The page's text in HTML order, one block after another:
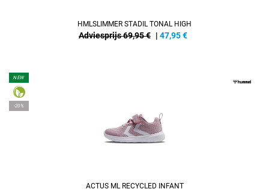
HMLSLIMMER STADIL TONAL HIGH
Adviesprijs 69,95 € | 47,95€
NEW
-20%
ACTUS ML RECYCLED INFANT